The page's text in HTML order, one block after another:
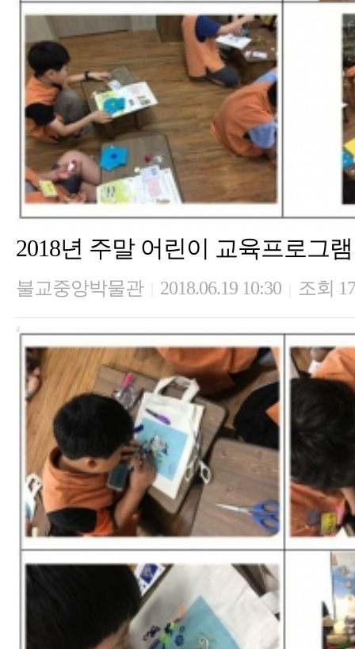
2018년 주말 어린이 교육프로그
불교중앙박물관 2018.06.19 10:30 조회